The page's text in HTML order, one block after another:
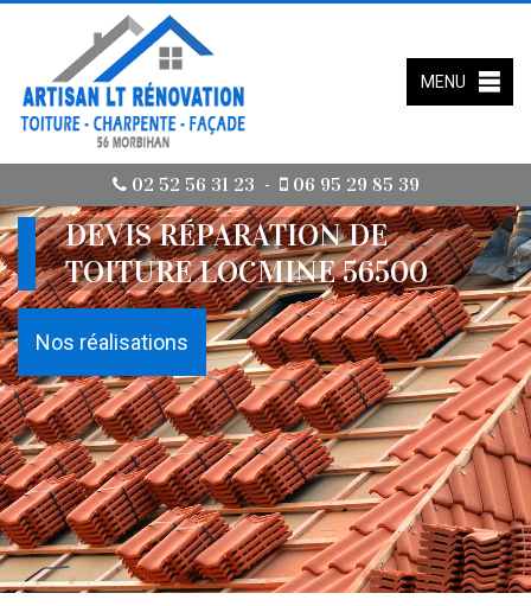
02 52 56 31 23 - 06 95 29 85 39
MENU
DEVIS RÉPARATION DE
TOITURE LOCMINE 56500
Nos réalisations